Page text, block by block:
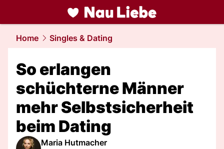
liebe.NAU.ch
Home Singles & Dating
So erlangen
schüchterne Männer
mehr Selbstsicherheit
beim Dating
Maria Hutmacher